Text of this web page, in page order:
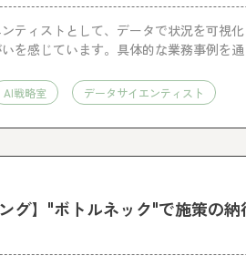
ティストとして、データで状況を可視
を感じています。具体的な業務事例を
AI戦略室 データサイエンティスト
グ】"ボトルネック"で施策の納